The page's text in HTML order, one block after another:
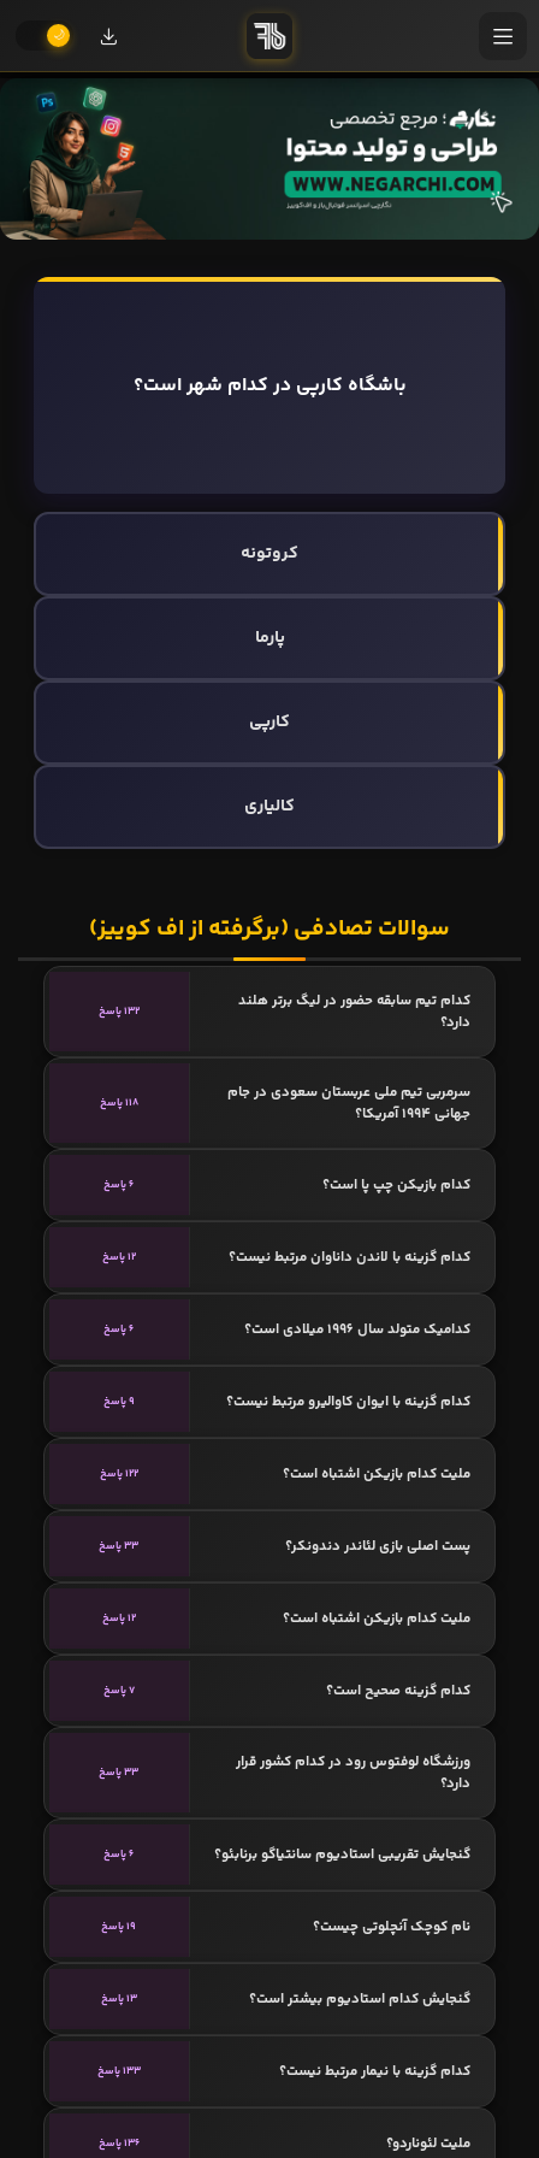
باشگاه کارپی در کدام شهر است؟
کروتونه
پارما
کارپی
کالیاری
سوالات تصادفی (برگرفته از اف کوییز)
کدام تیم سابقه حضور در لیگ برتر هلند
دارد؟
132 پاسخ
سرمربی تیم ملی عربستان سعودی در جام
جهانی 1994 آمریکا؟
118 پاسخ
کدام بازیکن چپ پا است؟ 6 پاسخ
کدام گزینه با لاندن داناوان مرتبط نیست؟ 12 پاسخ
کدامیک متولد سال 1996 میلادی است؟ 6 پاسخ
کدام گزینه با ایوان کاوالیرو مرتبط نیست؟ 9 پاسخ
ملیت کدام بازیکن اشتباه است؟ 122 پاسخ
پست اصلی بازی لئاندر دندونکر؟ 33 پاسخ
ملیت کدام بازیکن اشتباه است؟ 12 پاسخ
کدام گزینه صحیح است؟ 7 پاسخ
ورزشگاه لوفتوس رود در کدام کشور قرار
دارد؟
33 پاسخ
گنجایش تقریبی استادیوم سانتیاگو برنابئو؟ 6 پاسخ
نام کوچک آنچلوتی چیست؟ 19 پاسخ
گنجایش کدام استادیوم بیشتر است؟ 13 پاسخ
کدام گزینه با نیمار مرتبط نیست؟ 133 پاسخ
ملیت لئوناردو؟ 136 پاسخ